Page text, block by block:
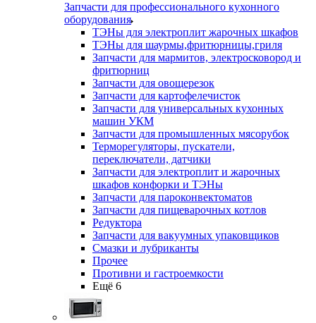
Запчасти для профессионального кухонного
оборудования
ТЭНы для электроплит жарочных шкафов
ТЭНы для шаурмы,фритюрницы,гриля
Запчасти для мармитов, электросковород и
фритюрниц
Запчасти для овощерезок
Запчасти для картофелечисток
Запчасти для универсальных кухонных
машин УКМ
Запчасти для промышленных мясорубок
Терморегуляторы, пускатели,
переключатели, датчики
Запчасти для электроплит и жарочных
шкафов конфорки и ТЭНы
Запчасти для пароконвектоматов
Запчасти для пищеварочных котлов
Редуктора
Запчасти для вакуумных упаковщиков
Смазки и лубриканты
Прочее
Противни и гастроемкости
Ещё 6